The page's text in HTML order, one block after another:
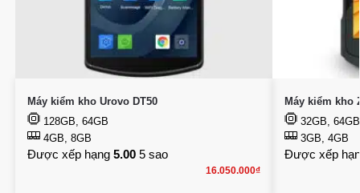
Máy kiểm kho Urovo DT50
128GB, 64GB
4GB, 8GB
Được xếp hạng 5.005 sao
16.050.000₫
Máy kiểm kho
32GB, 64GB
3GB, 4GB
Được xếp